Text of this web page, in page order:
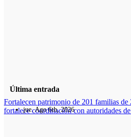
Última entrada
Fortalecen patrimonio de 201 familias de
fortalece coordinación con autoridades
jue. Ago 6th, 2026